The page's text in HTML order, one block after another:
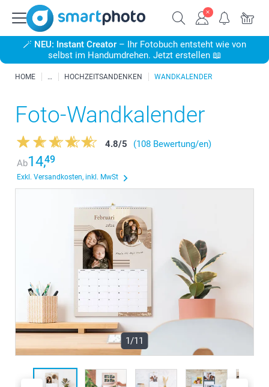
🪄 NEU: Instant Creator – Ihr Fotobuch entsteht wie von
selbst im Handumdrehen. Jetzt erstellen 📖
HOME HOCHZEITSANDENKEN WANDKALENDER
Foto-Wandkalender
4.8/5
(108 Bewertung/en)
Ab14,49
Exkl. Versandkosten, inkl. MwSt
1/11